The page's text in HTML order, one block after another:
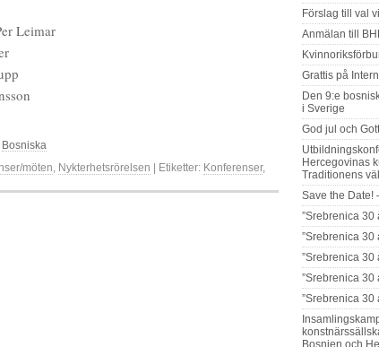
Leimar
Bosniska
möten, Nykterhetsrörelsen | Etiketter: Konferenser,
Förslag till val
Anmälan till
Grattis på
Den 9:e
i Sverige
God jul och
Hercegovinas
Traditionens
Save the Date!
”Srebrenica 30
”Srebrenica 30
”Srebrenica 30
”Srebrenica 30
”Srebrenica 30
Bosnien och